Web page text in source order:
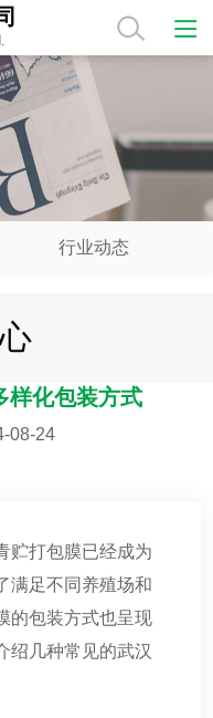
行业动态
样化包装方式
08-24
打包膜已经成为
满足不同养殖场和
的包装方式也呈现
绍几种常见的武汉